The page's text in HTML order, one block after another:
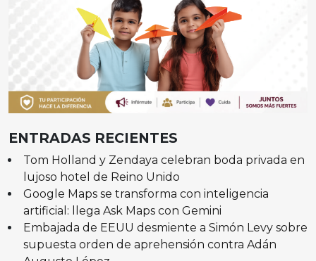
ENTRADAS RECIENTES
Tom Holland y Zendaya celebran boda privada en
lujoso hotel de Reino Unido
Google Maps se transforma con inteligencia
artificial: llega Ask Maps con Gemini
Embajada de EEUU desmiente a Simón Levy sobre
supuesta orden de aprehensión contra Adán